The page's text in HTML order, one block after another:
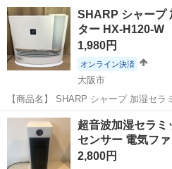
大阪 大阪市 季節、
SHARP シャープ
ター HX-H120-W
1,980円
オンライン決済
大阪市
【商品名】 SHARP シャープ 加湿セラミックファンヒーター HX-
H120-W 【商品説明】 暖房・加湿・プラズマクラスター機能を搭載し
大阪 大阪市 季節、空調家電
超音波加湿セラミ
センサー 電気フ
2,800円